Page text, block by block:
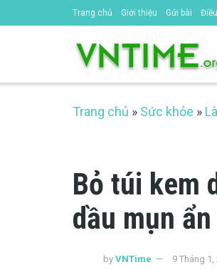
Trang chủ Giới thiệu Gửi bài
Trang chủ » Sức khỏe »
Bỏ túi kem
dầu mụn ẩn
by VNTime 9 Tháng 1,